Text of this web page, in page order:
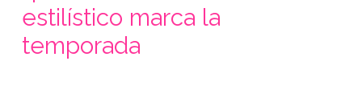
estilístico marca la
temporada